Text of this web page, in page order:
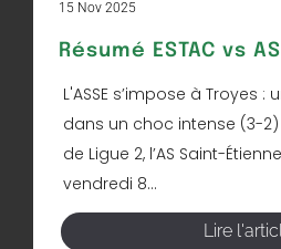
15 Nov 2025
Résumé ESTAC vs
L'ASSE s’impose à Troyes
dans un choc intense (3-2)
de Ligue 2, l’AS Saint-
vendredi 8...
Lire